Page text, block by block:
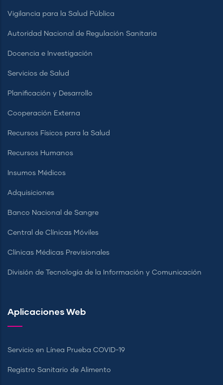
Vigilancia para la Salud Pública
Autoridad Nacional de Regulación Sanitaria
Docencia e Investigación
Servicios de Salud
Planificación y Desarrollo
Cooperación Externa
Recursos Físicos para la Salud
Recursos Humanos
Insumos Médicos
Adquisiciones
Banco Nacional de Sangre
Central de Clínicas Móviles
Clínicas Médicas Previsionales
División de Tecnología de la Información y Comunicación
Aplicaciones Web
Servicio en Línea Prueba COVID-19
Registro Sanitario de Alimento